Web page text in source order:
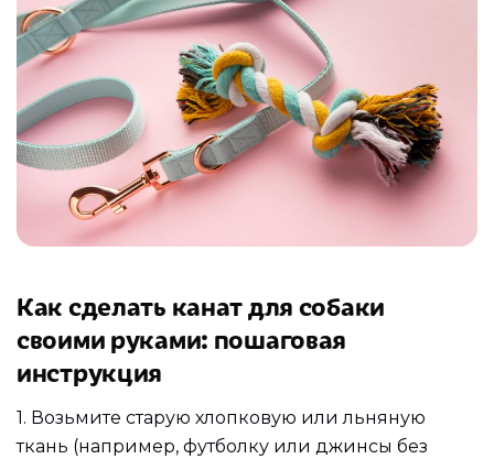
Как сделать канат для собаки
своими руками: пошаговая
инструкция
1. Возьмите старую хлопковую или льняную
ткань (например, футболку или джинсы без